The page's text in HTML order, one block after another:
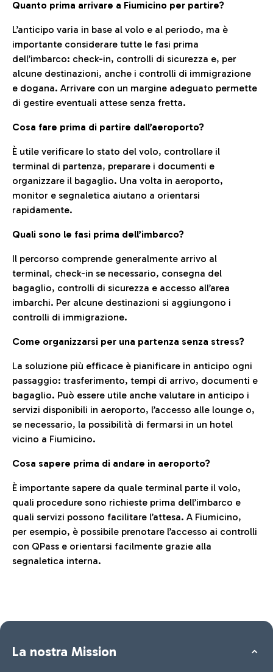
Quanto prima arrivare a Fiumicino per partire?
L’anticipo varia in base al volo e al periodo, ma è
importante considerare tutte le fasi prima
dell’imbarco: check-in, controlli di sicurezza e, per
alcune destinazioni, anche i controlli di immigrazione
e dogana. Arrivare con un margine adeguato permette
di gestire eventuali attese senza fretta.
Cosa fare prima di partire dall’aeroporto?
È utile verificare lo stato del volo, controllare il
terminal di partenza, preparare i documenti e
organizzare il bagaglio. Una volta in aeroporto,
monitor e segnaletica aiutano a orientarsi
rapidamente.
Quali sono le fasi prima dell’imbarco?
Il percorso comprende generalmente arrivo al
terminal, check-in se necessario, consegna del
bagaglio, controlli di sicurezza e accesso all’area
imbarchi. Per alcune destinazioni si aggiungono i
controlli di immigrazione.
Come organizzarsi per una partenza senza stress?
La soluzione più efficace è pianificare in anticipo ogni
passaggio: trasferimento, tempi di arrivo, documenti e
bagaglio. Può essere utile anche valutare in anticipo i
servizi disponibili in aeroporto, l’accesso alle lounge o,
se necessario, la possibilità di fermarsi in un hotel
vicino a Fiumicino.
Cosa sapere prima di andare in aeroporto?
È importante sapere da quale terminal parte il volo,
quali procedure sono richieste prima dell’imbarco e
quali servizi possono facilitare l’attesa. A Fiumicino,
per esempio, è possibile prenotare l’accesso ai controlli
con QPass e orientarsi facilmente grazie alla
segnaletica interna.
La nostra Mission